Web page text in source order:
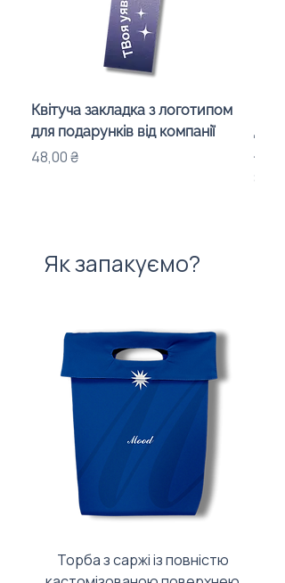
Відділення: 1 шт
Особливість: асиметричний
силует передньої частини
Квітуча закладка з логотипом
для подарунків від компанії
Ціна
48,00 ₴
для
Ціна
Як запакуємо?
Торба з саржі із повністю